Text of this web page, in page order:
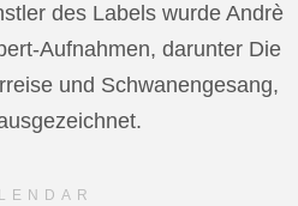
des Labels wurde Andrè
Aufnahmen, darunter Die
und Schwanengesang,